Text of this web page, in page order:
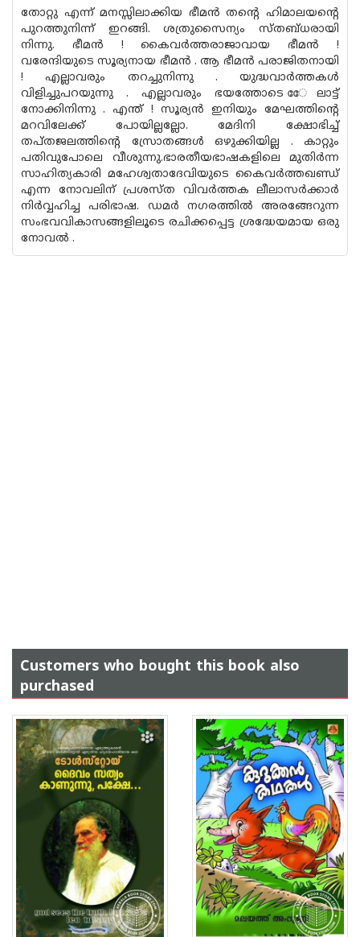
തോറ്റു എന്ന് മനസ്സിലാക്കിയ ഭീമന്‍ തന്റെ ഹിമാലയന്റെ
പുറത്തുനിന്ന് ഇറങ്ങി. ശത്രുസൈന്യം സ്തബ്ധരായി
നിന്നു. ഭീമന്‍ ! കൈവര്‍ത്തരാജാവായ ഭീമന്‍ !
വരേന്ദിയുടെ സൂര്യനായ ഭീമന്‍ . ആ ഭീമന്‍ പരാജിതനായി
! എല്ലാവരും തറച്ചുനിന്നു . യുദ്ധവാര്‍ത്തകള്‍
വിളിച്ചുപറയുന്നു . എല്ലാവരും ഭയത്തോടെ േേലാട്ട്
നോക്കിനിന്നു . എന്ത് ! സൂര്യന്‍ ഇനിയും മേഘത്തിന്റെ
മറവിലേക്ക് പോയില്ലല്ലോ. മേദിനി ക്ഷോഭിച്ച്
തപ്തജലത്തിന്റെ സ്രോതങ്ങള്‍ ഒഴുക്കിയില്ല . കാറ്റും
പതിവുപോലെ വീശുന്നു.ഭാരതീയഭാഷകളിലെ മുതിര്‍ന്ന
സാഹിത്യകാരി മഹേശ്വതാദേവിയുടെ കൈവര്‍ത്തഖണ്ഡ്
എന്ന നോവലിന് പ്രശസ്ത വിവര്‍ത്തക ലീലാസര്‍ക്കാര്‍
നിര്‍വ്വഹിച്ച പരിഭാഷ. ഡമര്‍ നഗരത്തില്‍ അരങ്ങേറുന്ന
സംഭവവികാസങ്ങളിലൂടെ രചിക്കപ്പെട്ട ശ്രദ്ധേയമായ ഒരു
നോവല്‍ .
Customers who bought this book also
purchased